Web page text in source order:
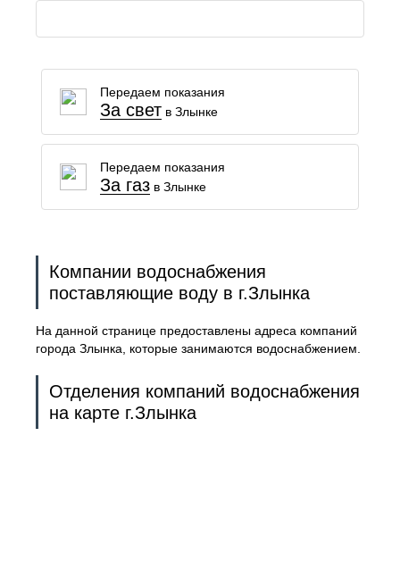
Передаем показания
За светв Злынке
Передаем показания
За газв Злынке
Компании водоснабжения
поставляющие воду в г.Злынка
На данной странице предоставлены адреса компаний
города Злынка, которые занимаются водоснабжением.
Отделения компаний водоснабжения
на карте г.Злынка